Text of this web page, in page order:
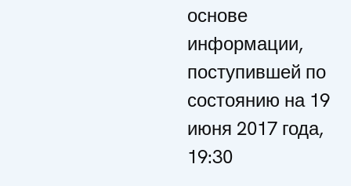
основе
информации,
поступившей по
состоянию на 19
июня 2017 года,
19:30